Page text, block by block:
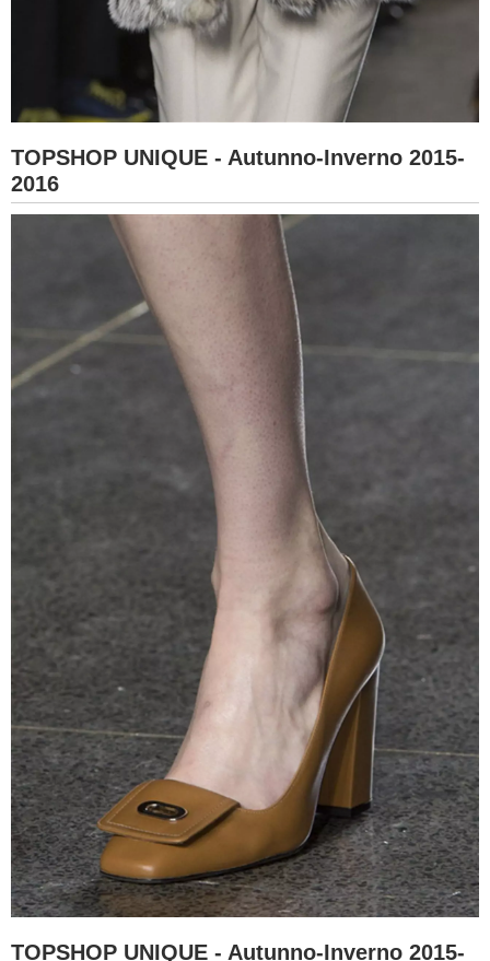
TOPSHOP UNIQUE - Autunno-Inverno 2015-
2016
TOPSHOP UNIQUE - Autunno-Inverno 2015-